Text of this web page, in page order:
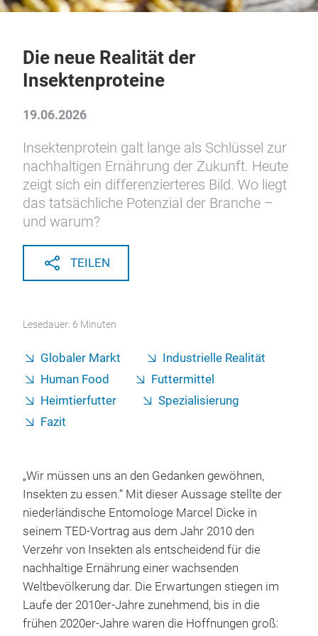
Die neue Realität der
Insektenproteine
19.06.2026
Insektenprotein galt lange als Schlüssel zur
nachhaltigen Ernährung der Zukunft. Heute
zeigt sich ein differenzierteres Bild. Wo liegt
das tatsächliche Potenzial der Branche –
und warum?
TEILEN
Lesedauer: 6 Minuten
Globaler Markt
Industrielle Realität
Human Food
Futtermittel
Heimtierfutter
Spezialisierung
Fazit
„Wir müssen uns an den Gedanken gewöhnen,
Insekten zu essen.“ Mit dieser Aussage stellte der
niederländische Entomologe Marcel Dicke in
seinem TED-Vortrag aus dem Jahr 2010 den
Verzehr von Insekten als entscheidend für die
nachhaltige Ernährung einer wachsenden
Weltbevölkerung dar. Die Erwartungen stiegen im
Laufe der 2010er-Jahre zunehmend, bis in die
frühen 2020er-Jahre waren die Hoffnungen groß: